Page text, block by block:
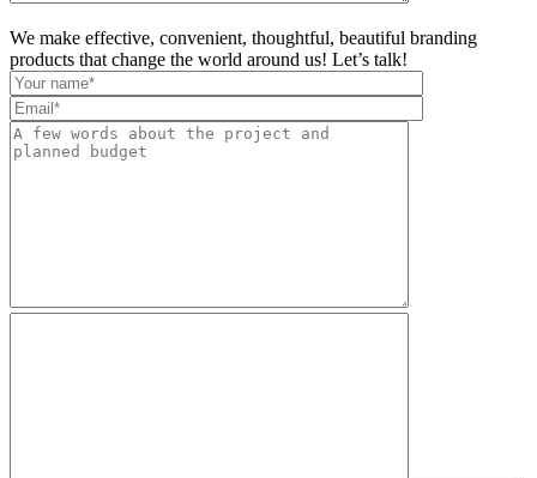
We make effective, convenient, thoughtful, beautiful branding
products that change the world around us! Let’s talk!